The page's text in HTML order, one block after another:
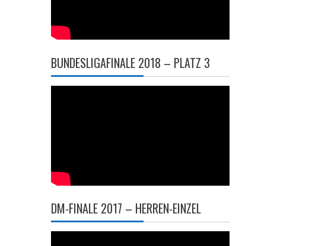
BUNDESLIGAFINALE 2018 – PLATZ 3
DM-FINALE 2017 – HERREN-EINZEL